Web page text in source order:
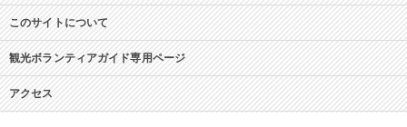
このサイトについて
観光ボランティアガイド専用ページ
アクセス